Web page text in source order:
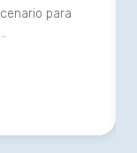
para